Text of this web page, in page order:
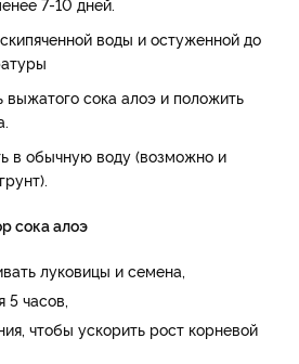
воды и остуженной до
выжатого сока алоэ и положить
в обычную воду (возможно и
сока алоэ
луковицы и семена,
часов,
чтобы ускорить рост корневой